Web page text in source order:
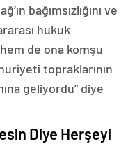
bağımsızlığını ve
hukuk
hem de ona komşu
topraklarının
geliyordu” diye
Diye Herşeyi